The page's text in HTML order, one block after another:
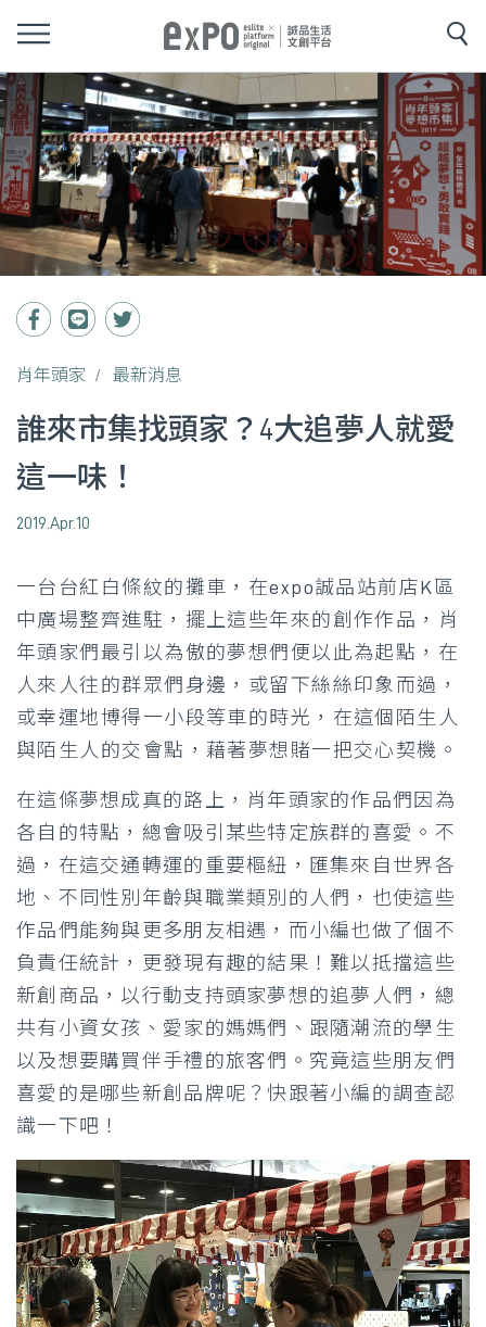
肖年頭家 最新消息
誰來市集找頭家？4大追夢人就愛
這一味！
2019.Apr.10
一台台紅白條紋的攤車，在expo誠品站前店K區
中廣場整齊進駐，擺上這些年來的創作作品，肖
年頭家們最引以為傲的夢想們便以此為起點，在
人來人往的群眾們身邊，或留下絲絲印象而過，
或幸運地博得一小段等車的時光，在這個陌生人
與陌生人的交會點，藉著夢想賭一把交心契機。
在這條夢想成真的路上，肖年頭家的作品們因為
各自的特點，總會吸引某些特定族群的喜愛。不
過，在這交通轉運的重要樞紐，匯集來自世界各
地、不同性別年齡與職業類別的人們，也使這些
作品們能夠與更多朋友相遇，而小編也做了個不
負責任統計，更發現有趣的結果！難以抵擋這些
新創商品，以行動支持頭家夢想的追夢人們，總
共有小資女孩、愛家的媽媽們、跟隨潮流的學生
以及想要購買伴手禮的旅客們。究竟這些朋友們
喜愛的是哪些新創品牌呢？快跟著小編的調查認
識一下吧！